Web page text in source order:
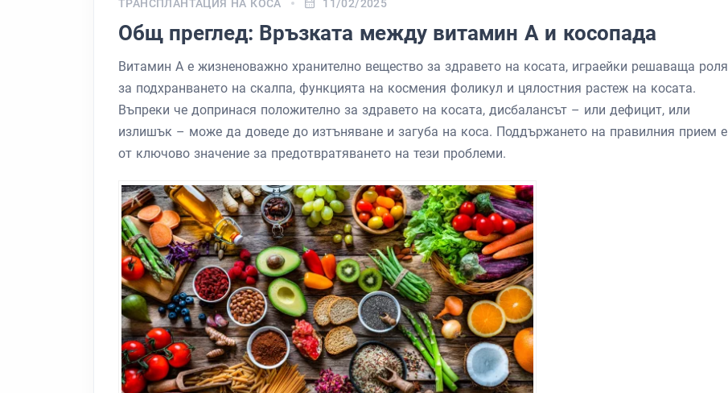
ТРАНСПЛАНТАЦИЯ НА КОСА 11/02/2025
Общ преглед: Връзката между витамин А и косопада
Витамин А е жизненоважно хранително вещество за здравето на косата, играейки решаваща роля
за подхранването на скалпа, функцията на космения фоликул и цялостния растеж на косата.
Въпреки че допринася положително за здравето на косата, дисбалансът – или дефицит, или
излишък – може да доведе до изтъняване и загуба на коса. Поддържането на правилния прием е
от ключово значение за предотвратяването на тези проблеми.